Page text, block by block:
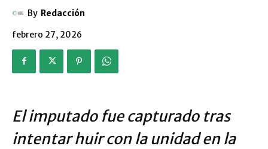
By Redacción
febrero 27, 2026
El imputado fue capturado tras
intentar huir con la unidad en la